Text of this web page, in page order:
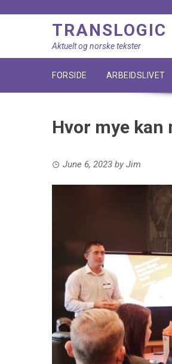
TRANSLOGIC
Aktuelt og norske tekster
FORSIDE ARBEIDSLIVET
Hvor mye
June 6, 2023 by Jim